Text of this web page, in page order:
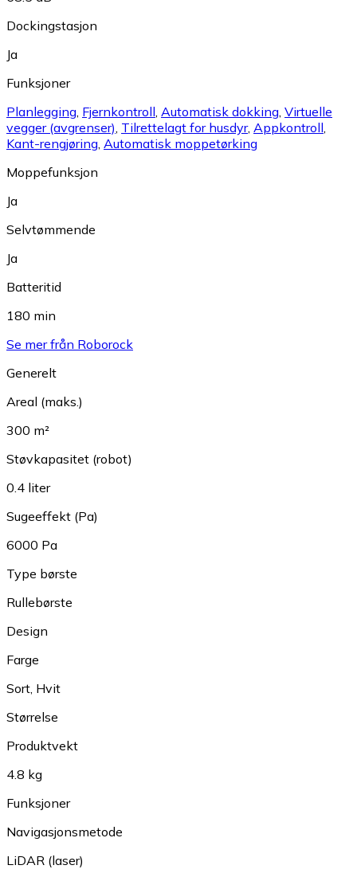
Dockingstasjon
Ja
Funksjoner
Planlegging Fjernkontroll Automatisk dokking Virtuelle
vegger (avgrenser) Tilrettelagt for husdyr, Appkontroll
Kant-rengjøring Automatisk moppetørking
Moppefunksjon
Ja
Selvtømmende
Ja
Batteritid
180 min
Se mer från Roborock
Generelt
Areal (maks.)
300 m²
Støvkapasitet (robot)
0.4 liter
Sugeeffekt (Pa)
6000 Pa
Type børste
Rullebørste
Design
Farge
Sort Hvit
Størrelse
Produktvekt
4.8 kg
Funksjoner
Navigasjonsmetode
LiDAR (laser)